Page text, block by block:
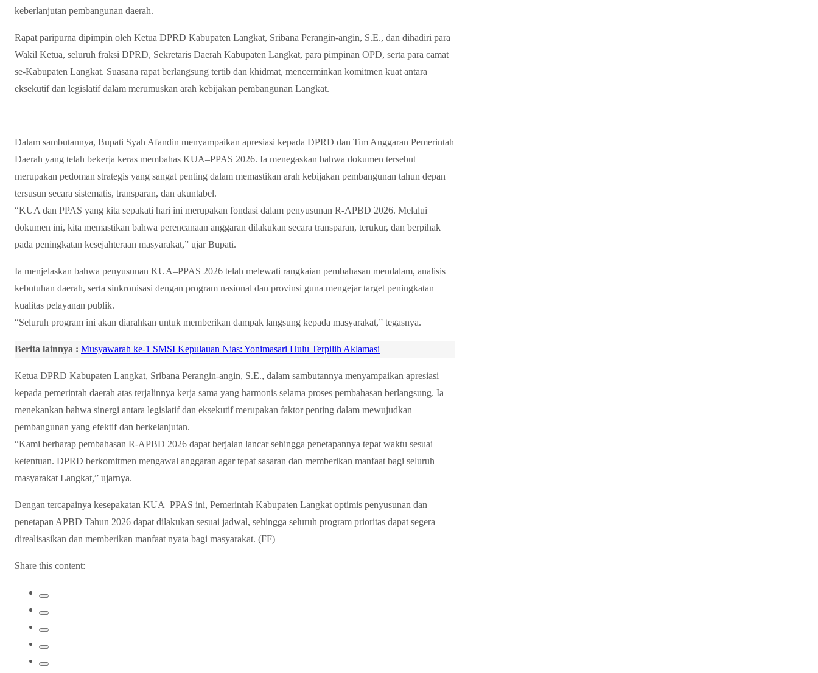
keberlanjutan pembangunan daerah.
Rapat paripurna dipimpin oleh Ketua DPRD Kabupaten Langkat, Sribana Perangin-angin, S.E., dan dihadiri para
Wakil Ketua, seluruh fraksi DPRD, Sekretaris Daerah Kabupaten Langkat, para pimpinan OPD, serta para camat
se-Kabupaten Langkat. Suasana rapat berlangsung tertib dan khidmat, mencerminkan komitmen kuat antara
eksekutif dan legislatif dalam merumuskan arah kebijakan pembangunan Langkat.
Dalam sambutannya, Bupati Syah Afandin menyampaikan apresiasi kepada DPRD dan Tim Anggaran Pemerintah
Daerah yang telah bekerja keras membahas KUA–PPAS 2026. Ia menegaskan bahwa dokumen tersebut
merupakan pedoman strategis yang sangat penting dalam memastikan arah kebijakan pembangunan tahun depan
tersusun secara sistematis, transparan, dan akuntabel.
“KUA dan PPAS yang kita sepakati hari ini merupakan fondasi dalam penyusunan R-APBD 2026. Melalui
dokumen ini, kita memastikan bahwa perencanaan anggaran dilakukan secara transparan, terukur, dan berpihak
pada peningkatan kesejahteraan masyarakat,” ujar Bupati.
Ia menjelaskan bahwa penyusunan KUA–PPAS 2026 telah melewati rangkaian pembahasan mendalam, analisis
kebutuhan daerah, serta sinkronisasi dengan program nasional dan provinsi guna mengejar target peningkatan
kualitas pelayanan publik.
“Seluruh program ini akan diarahkan untuk memberikan dampak langsung kepada masyarakat,” tegasnya.
Berita lainnya : Musyawarah ke-1 SMSI Kepulauan Nias: Yonimasari Hulu Terpilih Aklamasi
Ketua DPRD Kabupaten Langkat, Sribana Perangin-angin, S.E., dalam sambutannya menyampaikan apresiasi
kepada pemerintah daerah atas terjalinnya kerja sama yang harmonis selama proses pembahasan berlangsung. Ia
menekankan bahwa sinergi antara legislatif dan eksekutif merupakan faktor penting dalam mewujudkan
pembangunan yang efektif dan berkelanjutan.
“Kami berharap pembahasan R-APBD 2026 dapat berjalan lancar sehingga penetapannya tepat waktu sesuai
ketentuan. DPRD berkomitmen mengawal anggaran agar tepat sasaran dan memberikan manfaat bagi seluruh
masyarakat Langkat,” ujarnya.
Dengan tercapainya kesepakatan KUA–PPAS ini, Pemerintah Kabupaten Langkat optimis penyusunan dan
penetapan APBD Tahun 2026 dapat dilakukan sesuai jadwal, sehingga seluruh program prioritas dapat segera
direalisasikan dan memberikan manfaat nyata bagi masyarakat. (FF)
Share this content: